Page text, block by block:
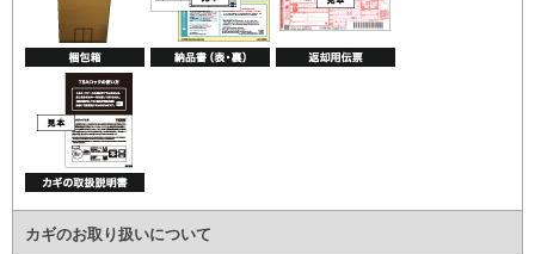
カギのお取り扱いについて